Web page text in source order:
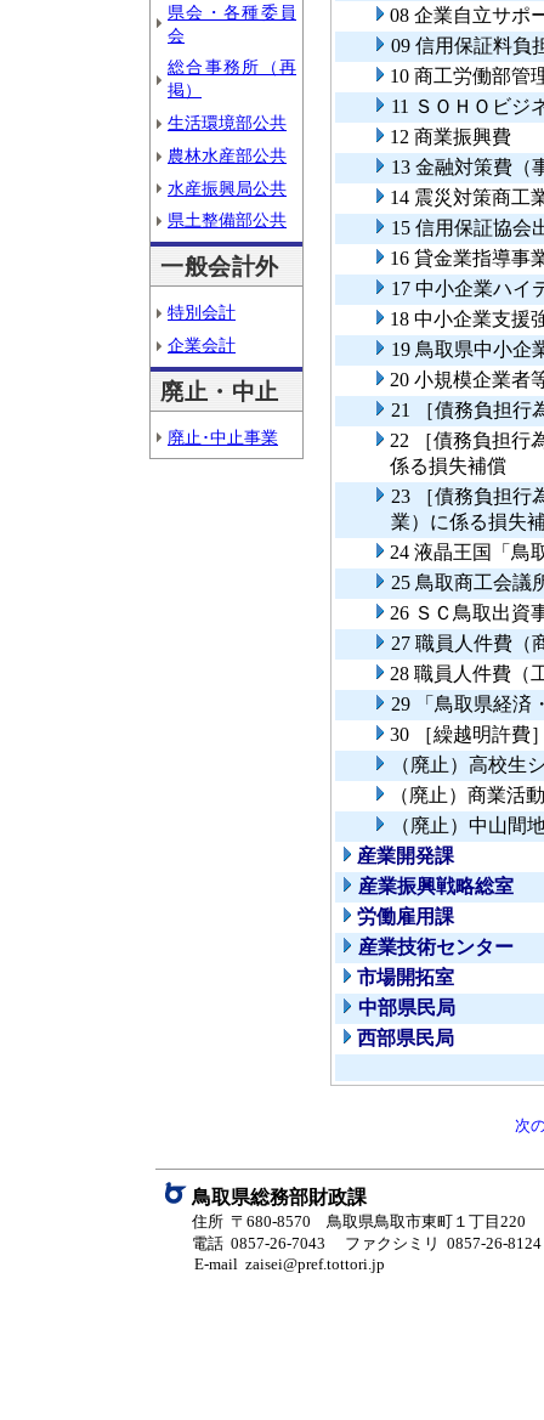
県会・各種委員
会
総合事務所（再
掲）
生活環境部公共
農林水産部公共
水産振興局公共
県土整備部公共
一般会計外
特別会計
企業会計
廃止・中止
廃止･中止事業
08 企業自立サポ
09 信用保証料負
10 商工労働部管
11 ＳＯＨＯビジ
12 商業振興費
13 金融対策費（
14 震災対策商工
15 信用保証協会
16 貸金業指導事
17 中小企業ハイ
18 中小企業支援
19 鳥取県中小企
20 小規模企業者
21 ［債務負担行
22 ［債務負担行
係る損失補償
23 ［債務負担行
業）に係る損失
24 液晶王国「鳥
25 鳥取商工会議
26 ＳＣ鳥取出資
27 職員人件費（
28 職員人件費（
29 「鳥取県経済
30 ［繰越明許費
（廃止）高校生
（廃止）商業活
（廃止）中山間
産業開発課
産業振興戦略総室
労働雇用課
産業技術センター
市場開拓室
中部県民局
西部県民局
次
鳥取県総務部財政課
住所 〒680-8570 鳥取県鳥取市東町１丁目220
電話 0857-26-7043
ファクシミリ 0857-26-8124
E-mail zaisei@pref.tottori.jp